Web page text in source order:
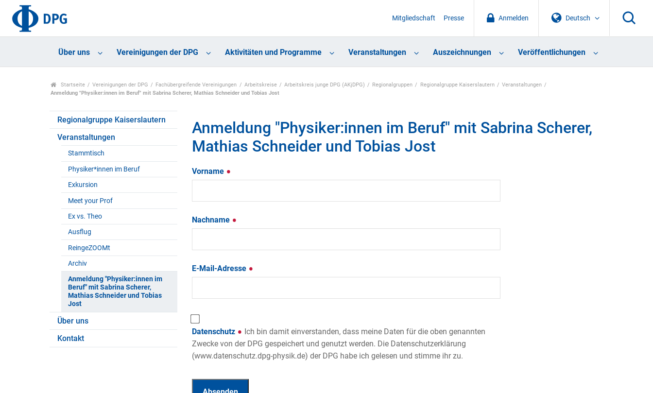
Deutsch
Anmelden
Mitgliedschaft Presse
Über uns Vereinigungen der DPG Aktivitäten und Programme Veranstaltungen Auszeichnungen Veröffentlichungen
Startseite Vereinigungen der DPG Fachübergreifende Vereinigungen Arbeitskreise Arbeitskreis junge DPG (AKjDPG) Regionalgruppen Regionalgruppe Kaiserslautern
Veranstaltungen
Anmeldung "Physiker:innen im Beruf" mit Sabrina Scherer, Mathias Schneider und Tobias Jost
Regionalgruppe Kaiserslautern
Veranstaltungen
Stammtisch
Physiker*innen im Beruf
Exkursion
Meet your Prof
Ex vs. Theo
Ausflug
ReingeZOOMt
Archiv
Anmeldung "Physiker:innen im
Beruf" mit Sabrina Scherer,
Mathias Schneider und Tobias
Jost
Über uns
Kontakt
Anmeldung "Physiker:innen im Beruf" mit Sabrina Scherer,
Mathias Schneider und Tobias Jost
Vorname
Nachname
E-Mail-Adresse
Datenschutz
Ich bin damit einverstanden, dass meine Daten für die oben genannten
Zwecke von der DPG gespeichert und genutzt werden. Die Datenschutzerklärung
(www.datenschutz.dpg-physik.de) der DPG habe ich gelesen und stimme ihr zu.